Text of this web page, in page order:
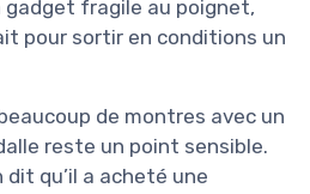
gadget fragile au poignet,
pour sortir en conditions un
de montres avec un
reste un point sensible.
qu’il a acheté une